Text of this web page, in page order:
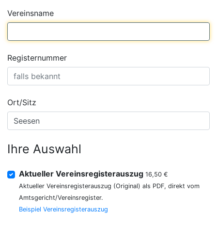
Vereinsname
Registernummer
Ort/Sitz
Ihre Auswahl
Aktueller Vereinsregisterauszug 16,50 €
Aktueller Vereinsregisterauszug (Original) als PDF, direkt vom
Amtsgericht/Vereinsregister.
Beispiel Vereinsregisterauszug